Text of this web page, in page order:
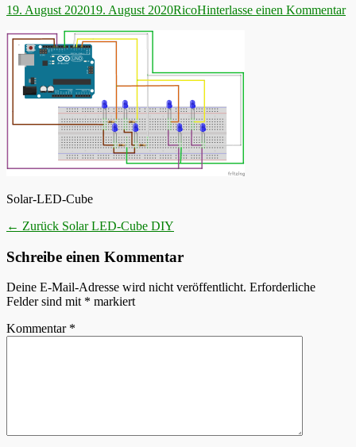
Veröffentlicht
19. August 202019. August 2020Autor
RicoHinterlasse einen Kommentar
Solar-LED-Cube
Beitragsnavigation
← Zurück Vorheriger
Solar LED-Cube DIY
Schreibe einen Kommentar
Deine E-Mail-Adresse wird nicht veröffentlicht. Erforderliche
Felder sind mit * markiert
Kommentar *